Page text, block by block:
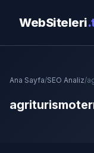
WebSiteleri
Ana Sayfa/SEO Analiz/